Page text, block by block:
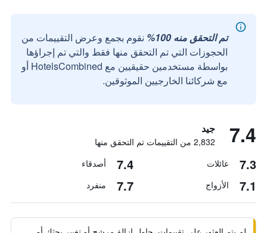
تم التحقق منه 100%
نقوم بجمع وعرض التقييمات من
الحجوزات التي تم التحقق منها فقط والتي تم إجراؤها
بواسطة مستخدمين حقيقيين مع HotelsCombined أو
مع شركائنا الخارجيين الموثوقين.
7.4 جيد
2,832 من التقييمات تم التحقق منها
7.3 عائلات 7.4 أصدقاء
7.1 الأزواج 7.7 منفرد